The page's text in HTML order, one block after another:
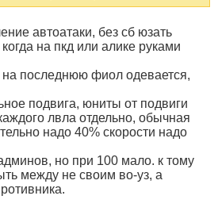
автоатаки, без сб юзать
на пкд или алике руками
на последнюю фиол одевается,
подвига, юниты от подвиги
лвла отдельно, обычная
надо 40% скорости надо
но при 100 мало. к тому
между не своим во-уз, а